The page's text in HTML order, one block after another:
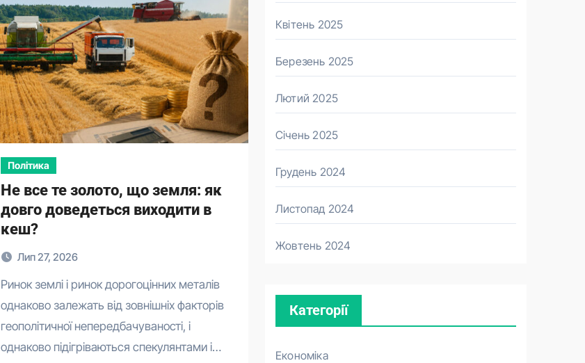
Політика
Не все те золото, що земля: як
довго доведеться виходити в
кеш?
Лип 27, 2026
Ринок землі і ринок дорогоцінних металів
однаково залежать від зовнішніх факторів
геополітичної непередбачуваності, і
однаково підігріваються спекулянтами і…
Квітень 2025
Березень 2025
Лютий 2025
Січень 2025
Грудень 2024
Листопад 2024
Жовтень 2024
Категорії
Економіка